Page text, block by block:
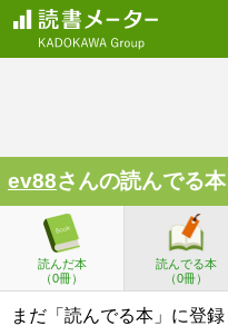
ev88さんの読んでる
読んだ本
（0冊）
読んでる本
（0冊）
まだ「読んでる本」に登録